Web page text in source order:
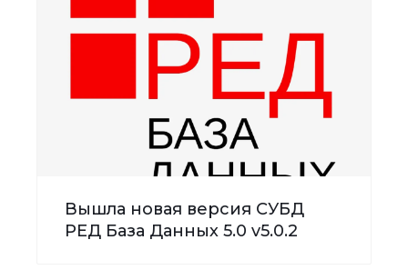
Вышла новая версия СУБД
РЕД База Данных 5.0 v5.0.2